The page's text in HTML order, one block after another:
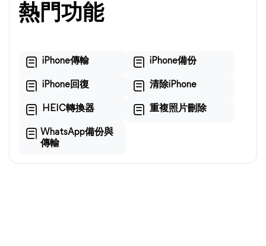
熱門功能
iPhone傳輸 iPhone備份
iPhone回復 清除iPhone
HEIC轉換器 重複照片刪除
WhatsApp備份與
傳輸